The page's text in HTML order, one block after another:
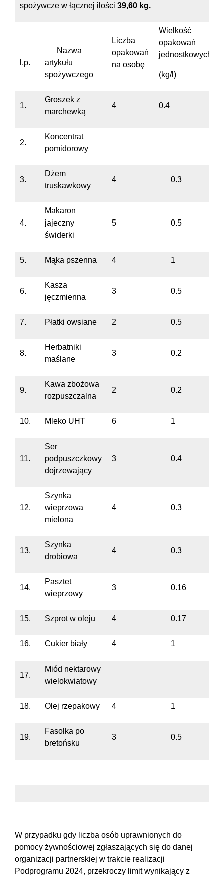
spożywcze w łącznej ilości 39,60 kg.
l.p.
Nazwa
artykułu
spożywczego
Liczba
opakowań
na osobę
Wielkość
opakowań
jednostkowych
(kg/l)
1.
Groszek z
marchewką
4 0.4
2.
Koncentrat
pomidorowy
3.
Dżem
truskawkowy
4 0.3
4.
Makaron
jajeczny
świderki
5 0.5
5. Mąka pszenna 4 1
6.
Kasza
jęczmienna
3 0.5
7. Płatki owsiane 2 0.5
8.
Herbatniki
maślane
3 0.2
9.
Kawa zbożowa
rozpuszczalna
2 0.2
10. Mleko UHT 6 1
11.
Ser
podpuszczkowy
dojrzewający
3 0.4
12.
Szynka
wieprzowa
mielona
4 0.3
13.
Szynka
drobiowa
4 0.3
14.
Pasztet
wieprzowy
3 0.16
15. Szprot w oleju 4 0.17
16. Cukier biały 4 1
17.
Miód nektarowy
wielokwiatowy
18. Olej rzepakowy 4 1
19.
Fasolka po
bretońsku
3 0.5
W przypadku gdy liczba osób uprawnionych do
pomocy żywnościowej zgłaszających się do danej
organizacji partnerskiej w trakcie realizacji
Podprogramu 2024, przekroczy limit wynikający z